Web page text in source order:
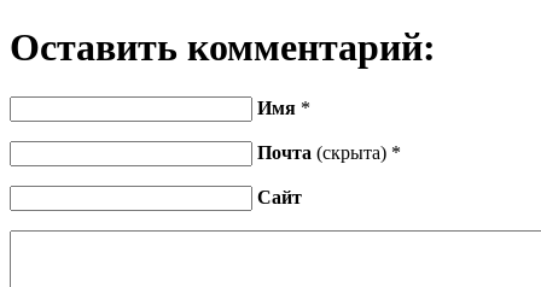
Оставить комментарий:
Имя *
Почта (скрыта) *
Сайт